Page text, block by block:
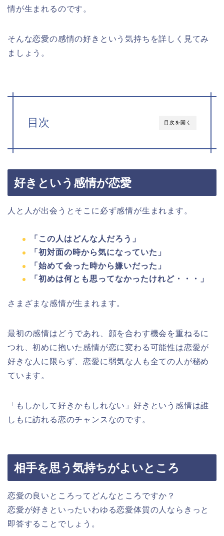
情が生まれるのです。
そんな恋愛の感情の好きという気持ちを詳しく見てみ
ましょう。
目次を開く
目次
好きという感情が恋愛
人と人が出会うとそこに必ず感情が生まれます。
「この人はどんな人だろう」
「初対面の時から気になっていた」
「始めて会った時から嫌いだった」
「初めは何とも思ってなかったけれど・・・」
さまざまな感情が生まれます。
最初の感情はどうであれ、顔を合わす機会を重ねるに
つれ、初めに抱いた感情が恋に変わる可能性は恋愛が
好きな人に限らず、恋愛に弱気な人も全ての人が秘め
ています。
「もしかして好きかもしれない」好きという感情は誰
しもに訪れる恋のチャンスなのです。
相手を思う気持ちがよいところ
恋愛の良いところってどんなところですか？
恋愛が好きといったいわゆる恋愛体質の人ならきっと
即答することでしょう。